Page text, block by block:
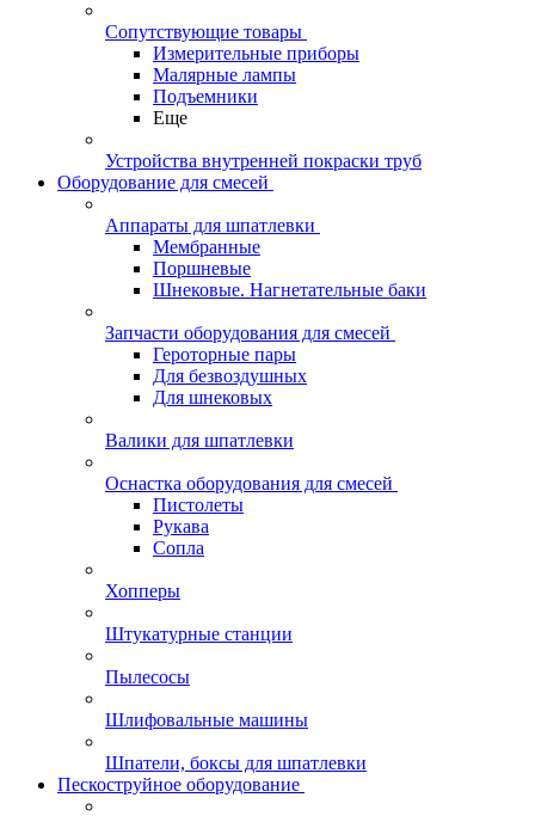
Сопутствующие товары
Измерительные приборы
Малярные лампы
Подъемники
Еще
Устройства внутренней покраски труб
Оборудование для смесей
Аппараты для шпатлевки
Мембранные
Поршневые
Шнековые. Нагнетательные баки
Запчасти оборудования для смесей
Героторные пары
Для безвоздушных
Для шнековых
Валики для шпатлевки
Оснастка оборудования для смесей
Пистолеты
Рукава
Сопла
Хопперы
Штукатурные станции
Пылесосы
Шлифовальные машины
Шпатели, боксы для шпатлевки
Пескоструйное оборудование